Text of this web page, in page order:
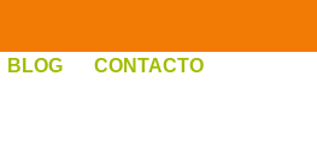
BLOG CONTACTO